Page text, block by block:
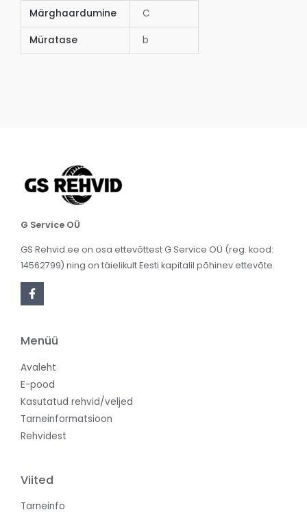
Märghaardumine C
Müratase b
G Service OÜ
GS Rehvid.ee on osa ettevõttest G Service OÜ (reg. kood:
14562799) ning on täielikult Eesti kapitalil põhinev ettevõte.
Menüü
Avaleht
E-pood
Kasutatud rehvid/veljed
Tarneinformatsioon
Rehvidest
Viited
Tarneinfo